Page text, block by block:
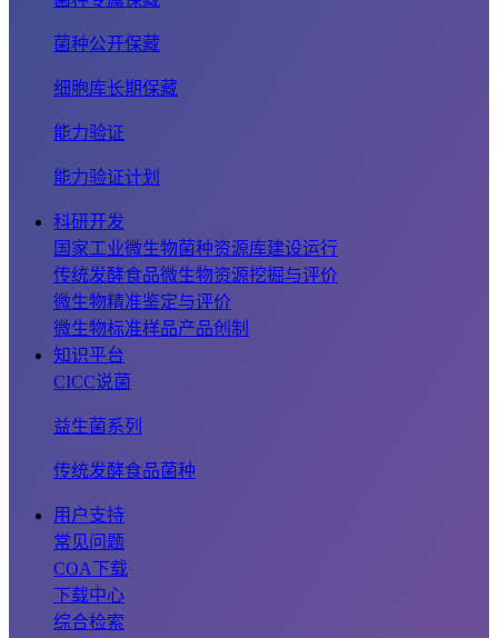
菌种公开保藏
细胞库长期保藏
能力验证
能力验证计划
科研开发
国家工业微生物菌种资源库建设运行
传统发酵食品微生物资源挖掘与评价
微生物精准鉴定与评价
微生物标准样品产品创制
知识平台
CICC说菌
益生菌系列
传统发酵食品菌种
用户支持
常见问题
COA下载
下载中心
综合检索